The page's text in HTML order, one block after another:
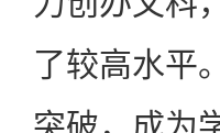
了较高水平